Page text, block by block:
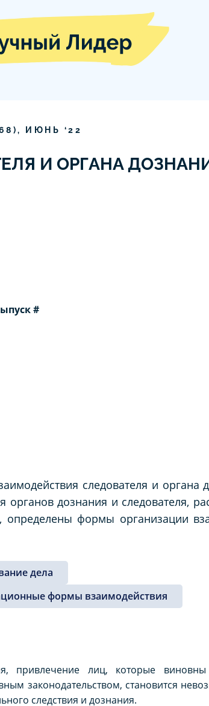
), ИЮНЬ ‘22
И ОРГАНА
#
следователя и органа
органов дознания и следователя,
определены формы организации
дела
формы взаимодействия
привлечение лиц, которые
законодательством, становится
следствия и дознания.